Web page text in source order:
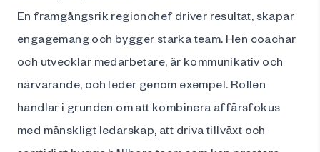
En framgångsrik regionchef driver resultat, skapar
engagemang och bygger starka team. Hen coachar
och utvecklar medarbetare, är kommunikativ och
närvarande, och leder genom exempel. Rollen
handlar i grunden om att kombinera affärsfokus
med mänskligt ledarskap, att driva tillväxt och